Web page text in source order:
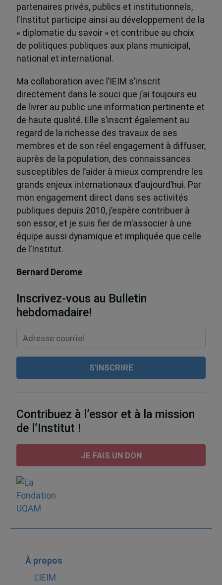
partenaires privés, publics et institutionnels,
l’Institut participe ainsi au développement de la
« diplomatie du savoir » et contribue au choix
de politiques publiques aux plans municipal,
national et international.
Ma collaboration avec l’IEIM s’inscrit
directement dans le souci que j’ai toujours eu
de livrer au public une information pertinente et
de haute qualité. Elle s’inscrit également au
regard de la richesse des travaux de ses
membres et de son réel engagement à diffuser,
auprès de la population, des connaissances
susceptibles de l’aider à mieux comprendre les
grands enjeux internationaux d’aujourd’hui. Par
mon engagement direct dans ses activités
publiques depuis 2010, j’espère contribuer à
son essor, et je suis fier de m’associer à une
équipe aussi dynamique et impliquée que celle
de l’Institut.
Bernard Derome
Inscrivez-vous au Bulletin
hebdomadaire!
Contribuez à l’essor et à la mission
de l’Institut !
JE FAIS UN DON
À propos
L’IEIM